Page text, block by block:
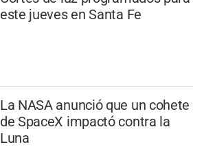
este jueves en Santa Fe
La NASA anunció que un cohete
de SpaceX impactó contra la
Luna